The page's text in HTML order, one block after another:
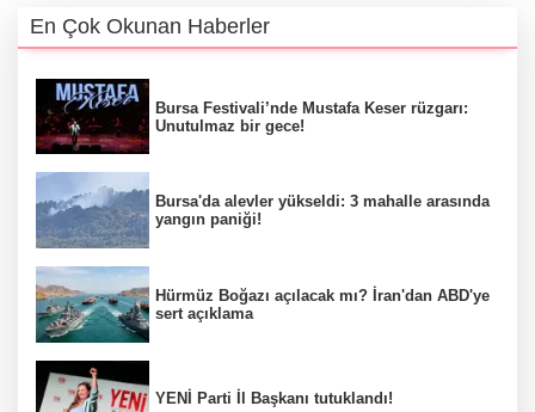
En Çok Okunan Haberler
Bursa Festivali’nde Mustafa Keser rüzgarı:
Unutulmaz bir gece!
Bursa'da alevler yükseldi: 3 mahalle arasında
yangın paniği!
Hürmüz Boğazı açılacak mı? İran'dan ABD'ye
sert açıklama
YENİ Parti İl Başkanı tutuklandı!